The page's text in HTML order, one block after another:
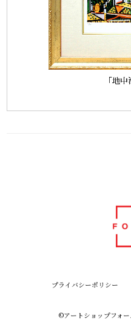
プライバシーポリシー
©︎アートショップフォ